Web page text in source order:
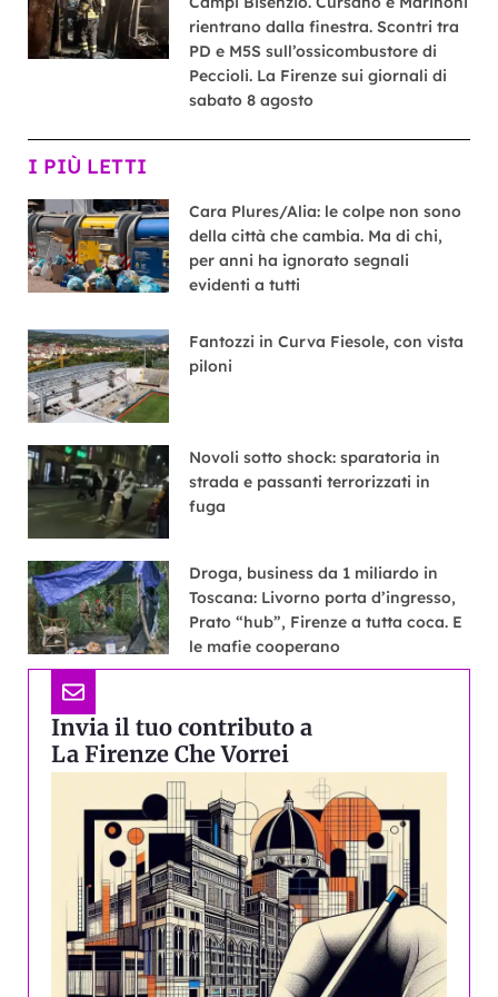
rientrano dalla finestra. Scontri tra
PD e M5S sull’ossicombustore di
Peccioli. La Firenze sui giornali di
sabato 8 agosto
I PIÙ LETTI
Cara Plures/Alia: le colpe non sono
della città che cambia. Ma di chi,
per anni ha ignorato segnali
evidenti a tutti
Fantozzi in Curva Fiesole, con vista
piloni
Novoli sotto shock: sparatoria in
strada e passanti terrorizzati in
fuga
Droga, business da 1 miliardo in
Toscana: Livorno porta d’ingresso,
Prato “hub”, Firenze a tutta coca. E
le mafie cooperano
Invia il tuo contributo a
La Firenze Che Vorrei